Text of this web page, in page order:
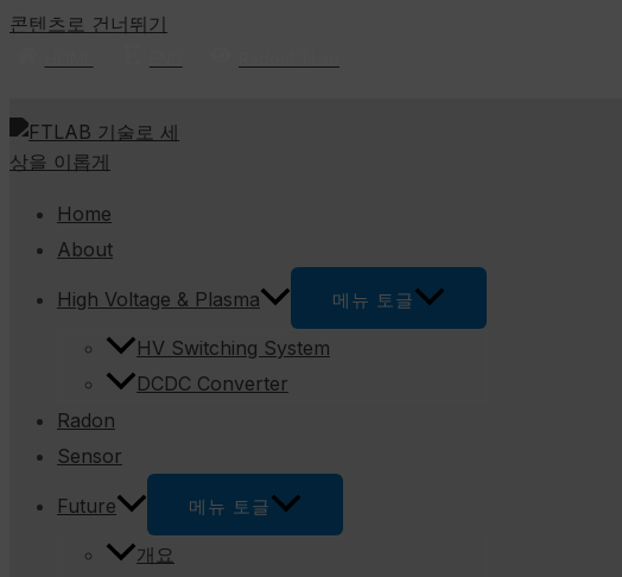
콘텐츠로 건너뛰기
Home
About
High Voltage & Plasma 메뉴 토글
HV Switching System​
DCDC Converter
Radon
Sensor
Future 메뉴 토글
개요